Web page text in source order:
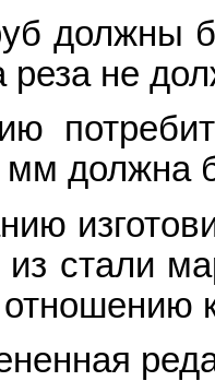
должны
реза не
должна
из стали